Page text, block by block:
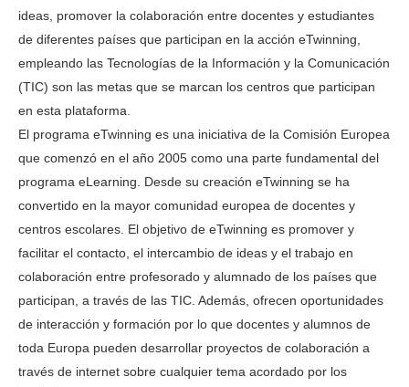
ideas, promover la colaboración entre docentes y estudiantes
de diferentes países que participan en la acción eTwinning,
empleando las Tecnologías de la Información y la Comunicación
(TIC) son las metas que se marcan los centros que participan
en esta plataforma.
El programa eTwinning es una iniciativa de la Comisión Europea
que comenzó en el año 2005 como una parte fundamental del
programa eLearning. Desde su creación eTwinning se ha
convertido en la mayor comunidad europea de docentes y
centros escolares. El objetivo de eTwinning es promover y
facilitar el contacto, el intercambio de ideas y el trabajo en
colaboración entre profesorado y alumnado de los países que
participan, a través de las TIC. Además, ofrecen oportunidades
de interacción y formación por lo que docentes y alumnos de
toda Europa pueden desarrollar proyectos de colaboración a
través de internet sobre cualquier tema acordado por los